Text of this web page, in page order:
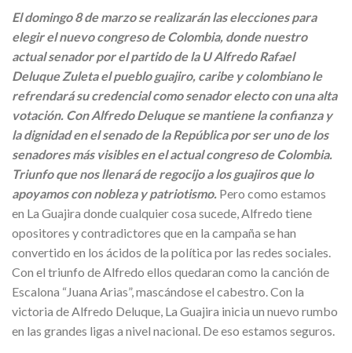
El domingo 8 de marzo se realizarán las elecciones para
elegir el nuevo congreso de Colombia, donde nuestro
actual senador por el partido de la U Alfredo Rafael
Deluque Zuleta el pueblo guajiro, caribe y colombiano le
refrendará su credencial como senador electo con una alta
votación. Con Alfredo Deluque se mantiene la confianza y
la dignidad en el senado de la República por ser uno de los
senadores más visibles en el actual congreso de Colombia.
Triunfo que nos llenará de regocijo a los guajiros que lo
apoyamos con nobleza y patriotismo. Pero como estamos
en La Guajira donde cualquier cosa sucede, Alfredo tiene
opositores y contradictores que en la campaña se han
convertido en los ácidos de la política por las redes sociales.
Con el triunfo de Alfredo ellos quedaran como la canción de
Escalona “Juana Arias”, mascándose el cabestro. Con la
victoria de Alfredo Deluque, La Guajira inicia un nuevo rumbo
en las grandes ligas a nivel nacional. De eso estamos seguros.